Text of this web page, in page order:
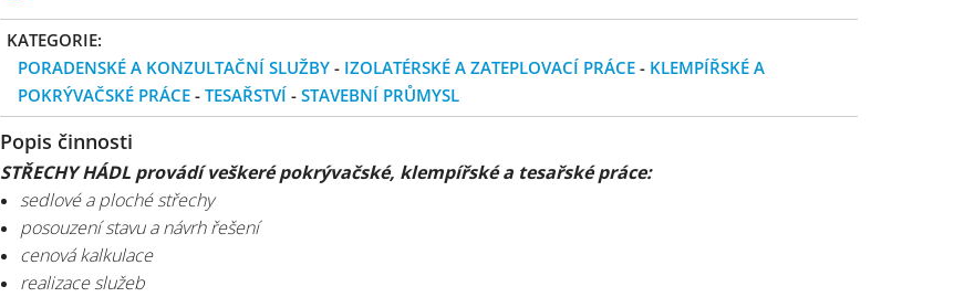
KATEGORIE:
PORADENSKÉ A KONZULTAČNÍ SLUŽBY - IZOLATÉRSKÉ A ZATEPLOVACÍ PRÁCE - KLEMPÍŘSKÉ A
POKRÝVAČSKÉ PRÁCE -TESAŘSTVÍ -STAVEBNÍ PRŮMYSL
Popis činnosti
STŘECHY HÁDL provádí veškeré pokrývačské, klempířské a tesařské práce:
sedlové a ploché střechy
posouzení stavu a návrh řešení
cenová kalkulace
realizace služeb